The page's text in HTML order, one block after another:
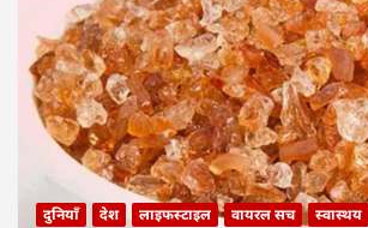
दुनियाँ देश लाइफस्टाइल वायरल सच स्वास्थय